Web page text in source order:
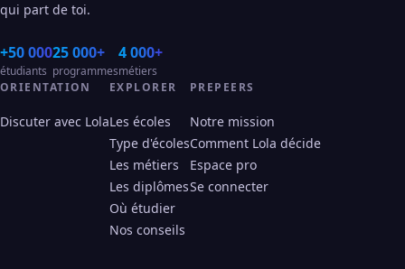
qui part de toi.
+50 000
étudiants
25 000+
programmes
4 000+
métiers
ORIENTATION
Discuter avec Lola
EXPLORER
Les écoles
Type d'écoles
Les métiers
Les diplômes
Où étudier
Nos conseils
PREPEERS
Notre mission
Comment Lola décide
Espace pro
Se connecter